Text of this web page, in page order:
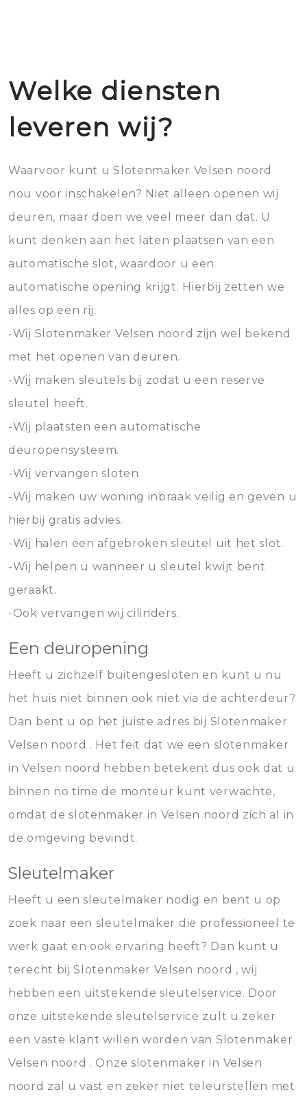
Welke diensten
leveren wij?
Waarvoor kunt u Slotenmaker Velsen noord
nou voor inschakelen? Niet alleen openen wij
deuren, maar doen we veel meer dan dat. U
kunt denken aan het laten plaatsen van een
automatische slot, waardoor u een
automatische opening krijgt. Hierbij zetten we
alles op een rij;
-Wij Slotenmaker Velsen noord zijn wel bekend
met het openen van deuren.
-Wij maken sleutels bij zodat u een reserve
sleutel heeft.
-Wij plaatsten een automatische
deuropensysteem.
-Wij vervangen sloten
-Wij maken uw woning inbraak veilig en geven u
hierbij gratis advies.
-Wij halen een afgebroken sleutel uit het slot.
-Wij helpen u wanneer u sleutel kwijt bent
geraakt.
-Ook vervangen wij cilinders.
Een deuropening
Heeft u zichzelf buitengesloten en kunt u nu
het huis niet binnen ook niet via de achterdeur?
Dan bent u op het juiste adres bij Slotenmaker
Velsen noord . Het feit dat we een slotenmaker
in Velsen noord hebben betekent dus ook dat u
binnen no time de monteur kunt verwachte,
omdat de slotenmaker in Velsen noord zich al in
de omgeving bevindt.
Sleutelmaker
Heeft u een sleutelmaker nodig en bent u op
zoek naar een sleutelmaker die professioneel te
werk gaat en ook ervaring heeft? Dan kunt u
terecht bij Slotenmaker Velsen noord , wij
hebben een uitstekende sleutelservice. Door
onze uitstekende sleutelservice zult u zeker
een vaste klant willen worden van Slotenmaker
Velsen noord . Onze slotenmaker in Velsen
noord zal u vast en zeker niet teleurstellen met